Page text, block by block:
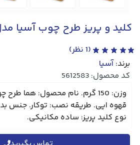
کلید و پریز طرح چوب آسیا
(
1 نظر)
برند:آسیا
کد محصول: 5612583
وزن: 150 گرم. نام محصول: هما
قهوه ایی. طریقه نصب: توکار. جنس
نوع کلید پریز: ساده مکانیکی.